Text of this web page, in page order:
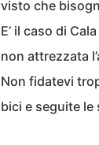
visto che
E’ il caso di
non attrezzata
Non fidatevi
bici e seguite